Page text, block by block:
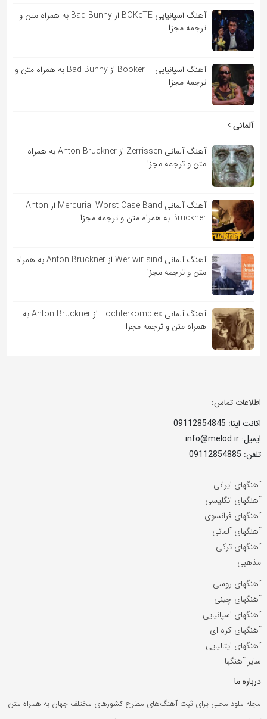
آهنگ اسپانیایی BOKeTE از Bad Bunny به همراه متن و
ترجمه مجزا
آهنگ اسپانیایی Booker T از Bad Bunny به همراه متن و
ترجمه مجزا
آلمانی
آهنگ آلمانی Zerrissen از Anton Bruckner به همراه
متن و ترجمه مجزا
آهنگ آلمانی Mercurial Worst Case Band از Anton
Bruckner به همراه متن و ترجمه مجزا
آهنگ آلمانی Wer wir sind از Anton Bruckner به همراه
متن و ترجمه مجزا
آهنگ آلمانی Tochterkomplex از Anton Bruckner به
همراه متن و ترجمه مجزا
اطلاعات تماس:
اکانت ایتا: 09112854845
ایمیل: info@melod.ir
تلفن: 09112854885
آهنگهای ایرانی
آهنگهای انگلیسی
آهنگهای فرانسوی
آهنگهای آلمانی
آهنگهای ترکی
مذهبی
آهنگهای روسی
آهنگهای چینی
آهنگهای اسپانیایی
آهنگهای کره ای
آهنگهای ایتالیایی
سایر آهنگها
درباره ما
مجله ملود محلی برای ثبت آهنگ‌های مطرح کشورهای مختلف جهان به همراه متن